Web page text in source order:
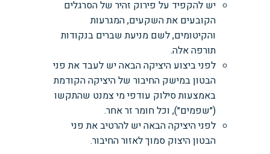
יש להקפיד על פירוק זהיר של הסרגלים
הקובעים את השקעים, המגרעות
והקיטומים, לשם מניעת שברים בנקודות
תורפה אלה.
לפני ביצוע היציקה הבאה יש לעבד את פני
הבטון במישק החיבור של היציקה הקודמת
באמצעות סילוק עודפי מי צמנט שהתקשו
(״שפמים״), וכל חומר זר אחר.
לפני היציקה הבאה יש להרטיב את פני
הבטון היצוק סמוך לאזור החיבור.